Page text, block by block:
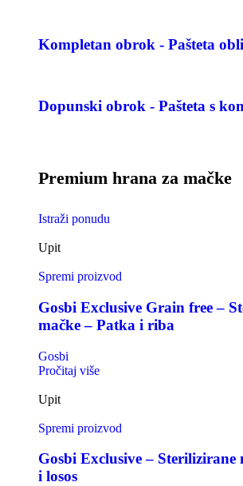
Kompletan obrok - Pašteta
Dopunski obrok - Pašteta s
Premium hrana za mačke
Istraži ponudu
Upit
Spremi proizvod
Gosbi Exclusive Grain free –
mačke – Patka i riba
Gosbi
Pročitaj više
Upit
Spremi proizvod
Gosbi Exclusive – Sterilizirane
i losos